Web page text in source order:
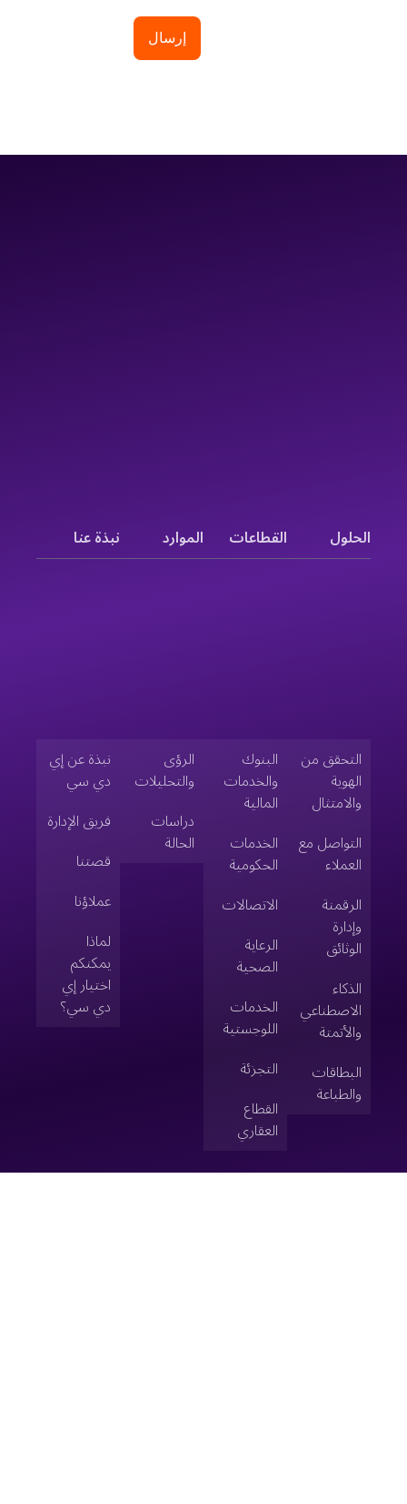
الحلول
التحقق من
الهوية
والامتثال
التواصل مع
العملاء
الرقمنة
وإدارة
الوثائق
الذكاء
الاصطناعي
والأتمتة
البطاقات
والطباعة
القطاعات
البنوك
والخدمات
المالية
الخدمات
الحكومية
الاتصالات
الرعاية
الصحية
الخدمات
اللوجستية
التجزئة
القطاع
العقاري
الموارد
الرؤى
والتحليلات
دراسات
الحالة
نبذة عنا
نبذة عن إي
دي سي
فريق الإدارة
قصتنا
عملاؤنا
لماذا
يمكنكم
اختيار إي
دي سي؟